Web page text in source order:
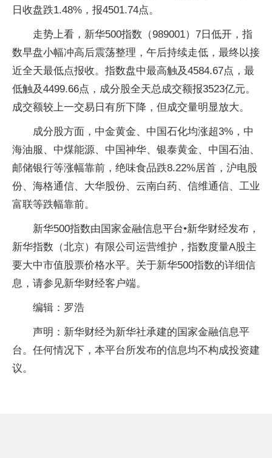
日收盘跌1.48%，报4501.74点。
走势上看，新华500指数（989001）7日低开，指
数早盘小幅冲高后震荡整理，午后持续走低，最终以接
近全天最低点报收。指数盘中最高触及4584.67点，最
低触及4499.66点，成分股全天总成交额报3523亿元。
成交额较上一交易日有所下降，但成交量明显放大。
成分股方面，中金黄金、中国石化均涨超3%，中
海油服、中煤能源、中国神华、银泰黄金、中国石油、
邮储银行等涨幅靠前，绝味食品跌8.22%居首，沪电股
份、海格通信、大华股份、云南白药、信维通信、工业
富联等跌幅靠前。
新华500指数由国家金融信息平台•新华财经发布，
新华指数（北京）有限公司运营维护，指数度量A股主
要大中市值股票价格水平。关于新华500指数的详细信
息，请参见新华财经客户端。
编辑：罗浩
声明：新华财经为新华社承建的国家金融信息平
台。任何情况下，本平台所发布的信息均不构成投资建
议。